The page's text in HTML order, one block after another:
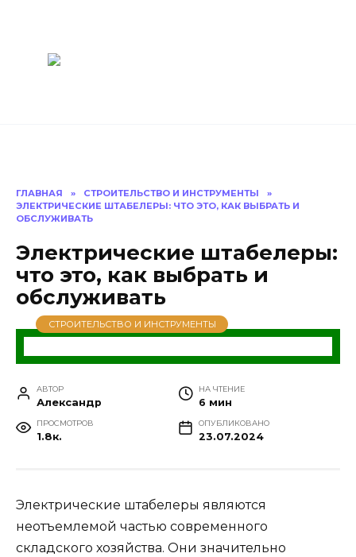
ГЛАВНАЯ » СТРОИТЕЛЬСТВО И ИНСТРУМЕНТЫ
»
ЭЛЕКТРИЧЕСКИЕ ШТАБЕЛЕРЫ: ЧТО ЭТО, КАК ВЫБРАТЬ И
ОБСЛУЖИВАТЬ
Электрические штабелеры:
что это, как выбрать и
обслуживать
СТРОИТЕЛЬСТВО И ИНСТРУМЕНТЫ
АВТОР
Александр
НА ЧТЕНИЕ
6 мин
ПРОСМОТРОВ
1.8к.
ОПУБЛИКОВАНО
23.07.2024
Электрические штабелеры являются
неотъемлемой частью современного
складского хозяйства. Они значительно